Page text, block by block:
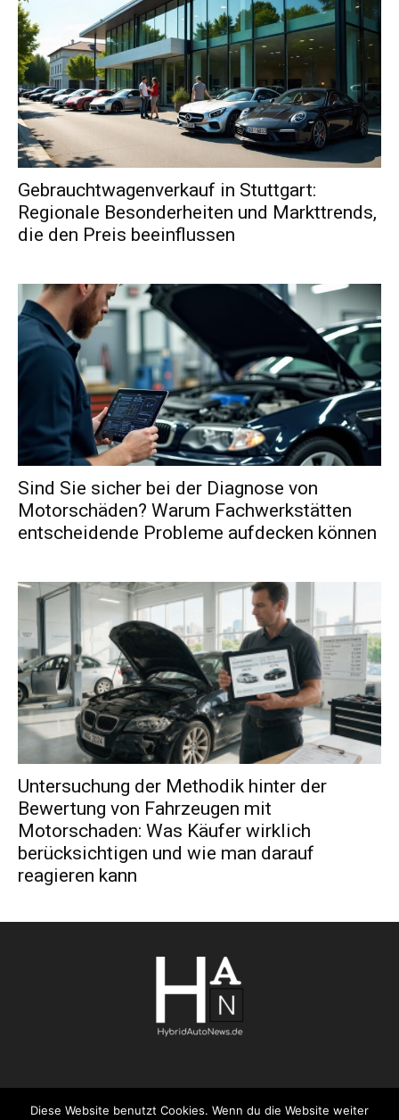
Gebrauchtwagenverkauf in Stuttgart:
Regionale Besonderheiten und Markttrends,
die den Preis beeinflussen
Sind Sie sicher bei der Diagnose von
Motorschäden? Warum Fachwerkstätten
entscheidende Probleme aufdecken können
Untersuchung der Methodik hinter der
Bewertung von Fahrzeugen mit
Motorschaden: Was Käufer wirklich
berücksichtigen und wie man darauf
reagieren kann
AGB Datenschutzerklärung FAQ Kontakt Impressum
Diese Website benutzt Cookies. Wenn du die Website weiter